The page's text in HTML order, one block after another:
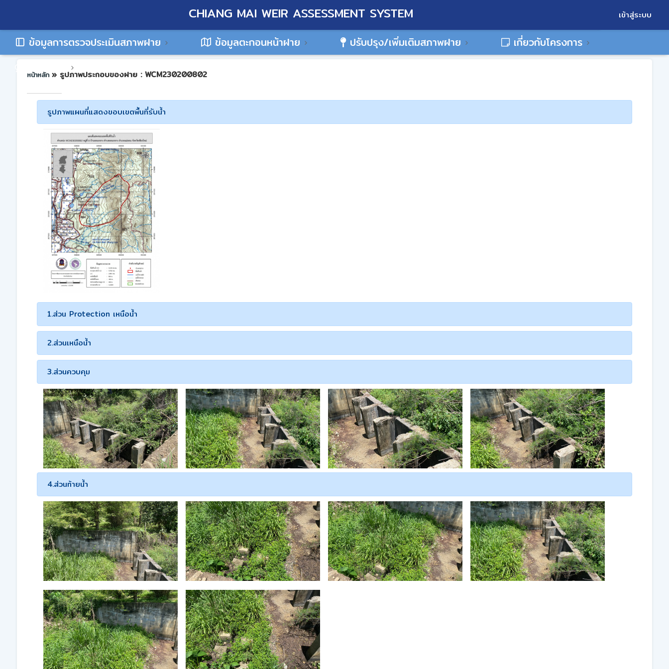
CHIANG MAI WEIR ASSESSMENT SYSTEM เข้าสู่ระบบ
ข้อมูลการตรวจประเมินสภาพฝาย ข้อมูลตะกอนหน้าฝาย ปรับปรุง/เพิ่มเติมสภาพฝาย
เกี่ยวกับโครงการ
หน้าหลัก » รูปภาพประกอบของฝาย : WCM230200802
รูปภาพแผนที่แสดงขอบเขตพื้นที่รับน้ำ
1.ส่วน Protection เหนือน้ำ
2.ส่วนเหนือน้ำ
3.ส่วนควบคุม
4.ส่วนท้ายน้ำ